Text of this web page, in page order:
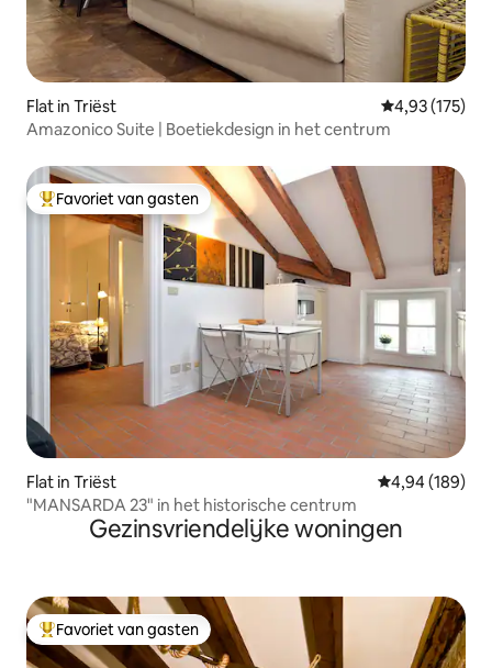
Flat in Triëst Gemiddelde
4,93 (175)
Amazonico Suite | Boetiekdesign in het centrum
Topfavoriet van gasten
Favoriet van gasten
Flat in Triëst Gemiddelde
4,94 (189)
"MANSARDA 23" in het historische centrum
Gezinsvriendelijke woningen
Topfavoriet van gasten
Favoriet van gasten